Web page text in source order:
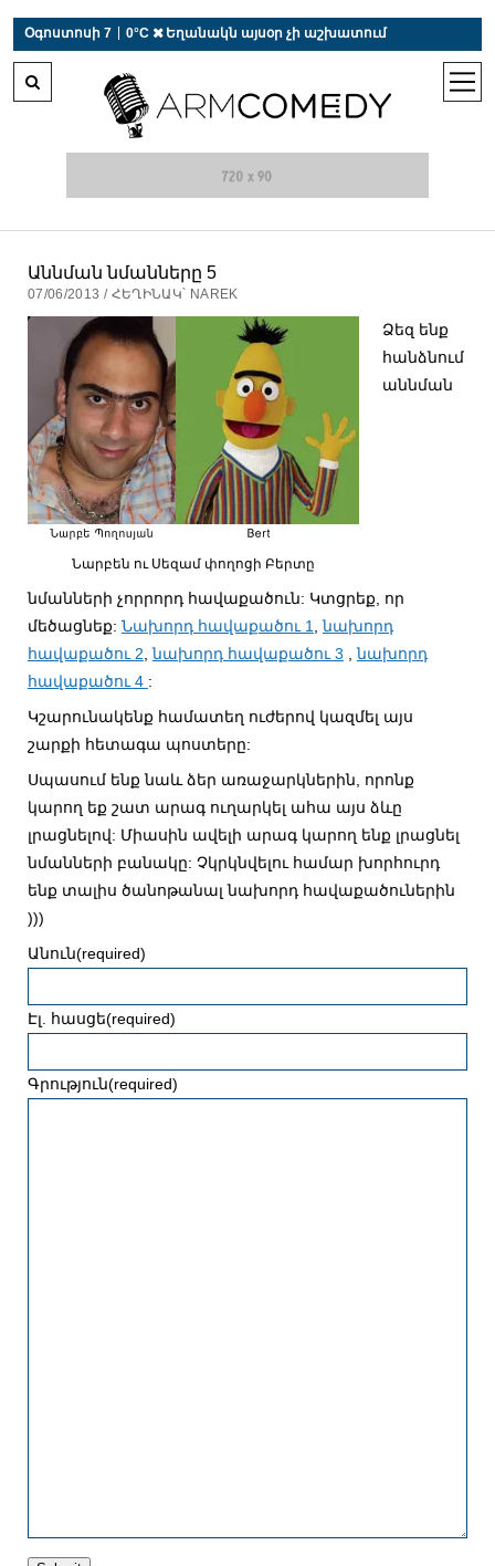
Օգոստոսի 7 0°C  Եղանակն այսօր չի աշխատում
open
Աննման նմանները 5
07/06/2013 / ՀԵՂԻՆԱԿ՝ NAREK
Նարբեն ու Սեզամ փողոցի Բերտը
Ձեզ ենք
հանձնում
աննման
նմանների չորրորդ հավաքածուն: Կտցրեք, որ
մեծացնեք: Նախորդ հավաքածու 1 ,նախորդ
հավաքածու 2 ,նախորդ հավաքածու 3 ,նախորդ
հավաքածու 4 :
Կշարունակենք համատեղ ուժերով կազմել այս
շարքի հետագա պոստերը:
Սպասում ենք նաև ձեր առաջարկներին, որոնք
կարող եք շատ արագ ուղարկել ահա այս ձևը
լրացնելով: Միասին ավելի արագ կարող ենք լրացնել
նմանների բանակը: Չկրկնվելու համար խորհուրդ
ենք տալիս ծանոթանալ նախորդ հավաքածուներին
)))
Անուն(required)
Էլ. հասցե(required)
Գրություն(required)